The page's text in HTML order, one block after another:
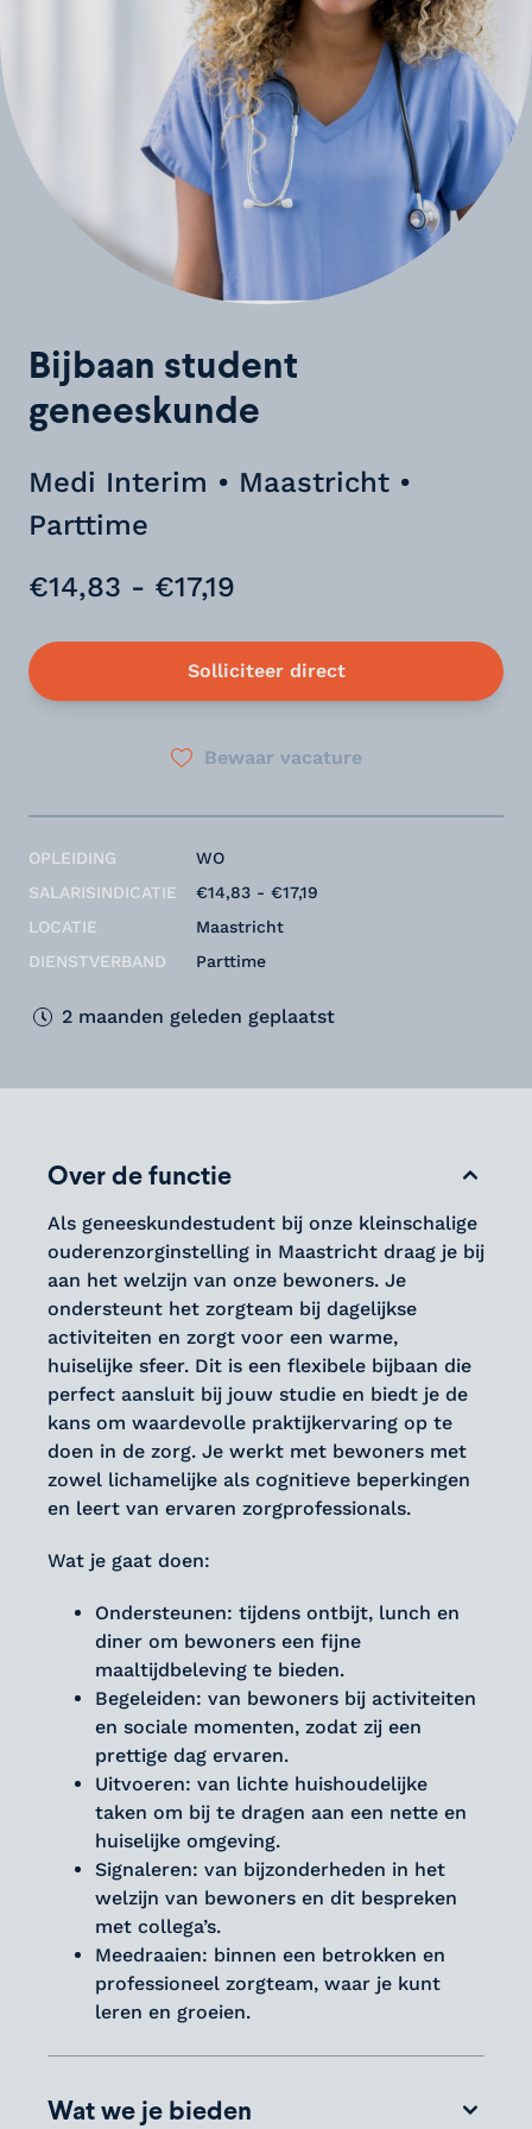
Bijbaan student
geneeskunde
Medi Interim • Maastricht •
Parttime
€14,83 - €17,19
Solliciteer direct
Bewaar vacature
OPLEIDING
SALARISINDICATIE
LOCATIE
DIENSTVERBAND
WO
€14,83 - €17,19
Maastricht
Parttime
2 maanden geleden geplaatst
Over de functie
Als geneeskundestudent bij onze kleinschalige
ouderenzorginstelling in Maastricht draag je bij
aan het welzijn van onze bewoners. Je
ondersteunt het zorgteam bij dagelijkse
activiteiten en zorgt voor een warme,
huiselijke sfeer. Dit is een flexibele bijbaan die
perfect aansluit bij jouw studie en biedt je de
kans om waardevolle praktijkervaring op te
doen in de zorg. Je werkt met bewoners met
zowel lichamelijke als cognitieve beperkingen
en leert van ervaren zorgprofessionals.
Wat je gaat doen:
Ondersteunen: tijdens ontbijt, lunch en
diner om bewoners een fijne
maaltijdbeleving te bieden.
Begeleiden: van bewoners bij activiteiten
en sociale momenten, zodat zij een
prettige dag ervaren.
Uitvoeren: van lichte huishoudelijke
taken om bij te dragen aan een nette en
huiselijke omgeving.
Signaleren: van bijzonderheden in het
welzijn van bewoners en dit bespreken
met collega’s.
Meedraaien: binnen een betrokken en
professioneel zorgteam, waar je kunt
leren en groeien.
Wat we je bieden